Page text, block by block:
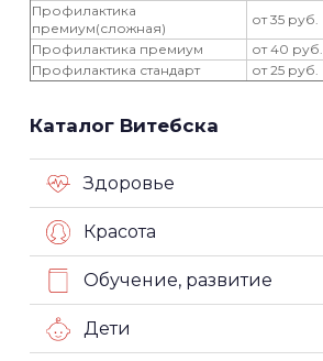
Профилактика
премиум(сложная)
от 35 руб.
Профилактика премиум
от 40 руб.
Профилактика стандарт
от 25 руб.
Каталог Витебска
Здоровье
Красота
Обучение, развитие
Дети